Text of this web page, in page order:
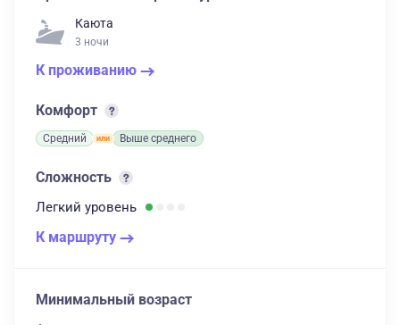
Каюта
3 ночи
К проживанию
Комфорт
Средний Выше среднего
Сложность
Легкий уровень
К маршруту
Минимальный возраст